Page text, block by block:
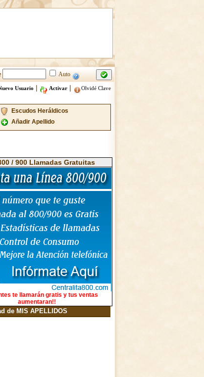
Auto
Usuario | Activar| Olvidé Clave
Escudos Heráldicos
Añadir Apellido
/ 900 Llamadas Gratuitas
te llamarán gratis y tus ventas
aumentaran!!
de MIS APELLIDOS